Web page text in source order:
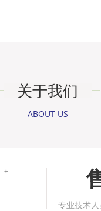
关于我们
ABOUT US
+
专业技术